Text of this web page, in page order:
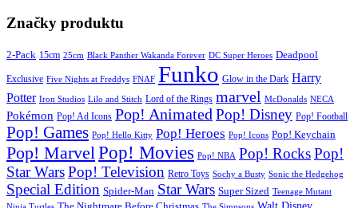
Značky produktu
2-Pack 15cm 25cm Black Panther Wakanda Forever DC Super Heroes Deadpool
Exclusive Five Nights at Freddys FNAF Funko Glow in the Dark Harry
Potter Iron Studios Lilo and Stitch Lord of the Rings marvel McDonalds NECA
Pokémon Pop! Ad Icons Pop! Animated Pop! Disney Pop! Football
Pop! Games Pop! Hello Kitty Pop! Heroes Pop! Icons Pop! Keychain
Pop! Marvel Pop! Movies Pop! NBA Pop! RocksPop!
Star WarsPop! Television Retro Toys Sochy a Busty Sonic the Hedgehog
Special Edition Spider-Man Star Wars Super Sized Teenage Mutant